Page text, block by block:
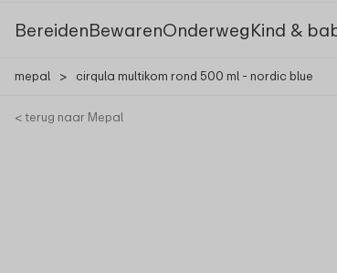
BereidenBewarenOnderwegKind &
mepal > cirqula multikom rond 500 ml - nordic blue
< terug naar Mepal